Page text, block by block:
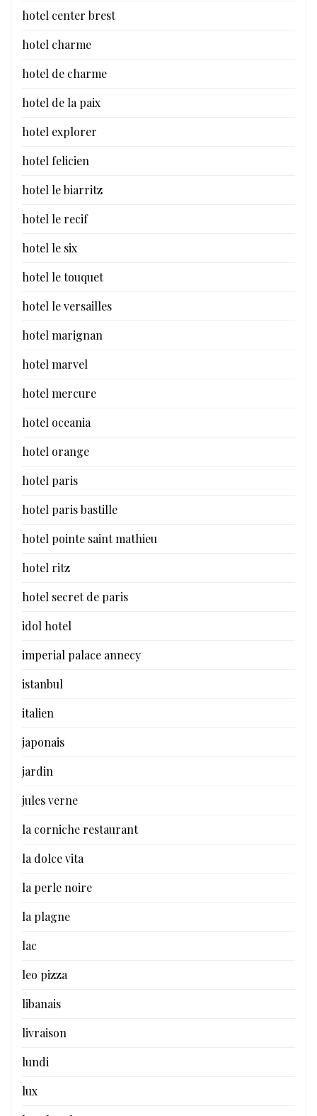
hotel center brest
hotel charme
hotel de charme
hotel de la paix
hotel explorer
hotel felicien
hotel le biarritz
hotel le recif
hotel le six
hotel le touquet
hotel le versailles
hotel marignan
hotel marvel
hotel mercure
hotel oceania
hotel orange
hotel paris
hotel paris bastille
hotel pointe saint mathieu
hotel ritz
hotel secret de paris
idol hotel
imperial palace annecy
istanbul
italien
japonais
jardin
jules verne
la corniche restaurant
la dolce vita
la perle noire
la plagne
lac
leo pizza
libanais
livraison
lundi
lux